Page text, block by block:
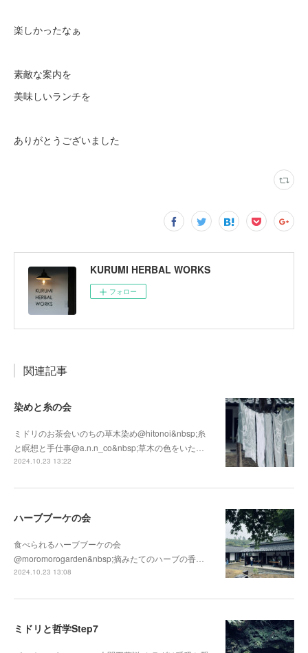
楽しかったなぁ
素敵な案内を
美味しいランチを
ありがとうございました
KURUMI HERBAL WORKS
フォロー
関連記事
染めと糸の会
ミドリのお茶会いのちの草木染め@hitonoi&nbsp;糸
と瞑想と手仕事@a.n.n_co&nbsp;草木の色をいた…
2024.10.23 13:22
ハーブブーケの会
食べられるハーブブーケの会
@moromorogarden&nbsp;摘みたてのハーブの香…
2024.10.23 13:08
ミドリと哲学Step7